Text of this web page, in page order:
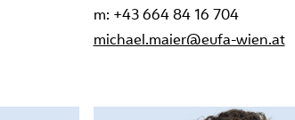
m: +43 664 84 16 704
michael.maier@eufa-wien.at